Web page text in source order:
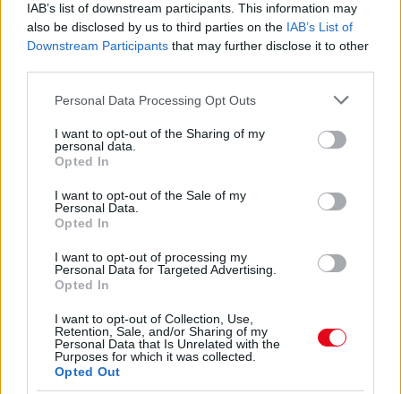
IAB’s list of downstream participants. This information may
also be disclosed by us to third parties on the IAB’s List of
Downstream Participants that may further disclose it to other
Please note that this website/app uses one or more Google
not limited to your visit or usage behaviour. You may click to
grant or deny consent to Google and its third-party tags to
use your data for below specified purposes in below Google
consent section.
Personal Data Processing Opt Outs
I want to opt-out of the Sharing of my
personal data.
Opted In
I want to opt-out of the Sale of my
Personal Data.
Opted In
I want to opt-out of processing my
Personal Data for Targeted Advertising.
Opted In
I want to opt-out of Collection, Use,
Retention, Sale, and/or Sharing of my
Personal Data that Is Unrelated with the
Purposes for which it was collected.
Opted Out
Aggódnak a nagyszülők: egyre népszerűbb a SINK
életmód a fiatalok körében
Minden nap tanul egy tesztre a nagyapa: az oka milliókat